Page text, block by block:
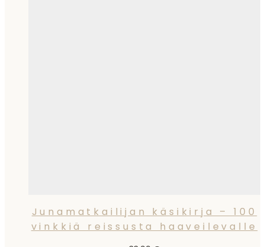
Junamatkailijan käsikirja – 100
vinkkiä reissusta haaveilevalle